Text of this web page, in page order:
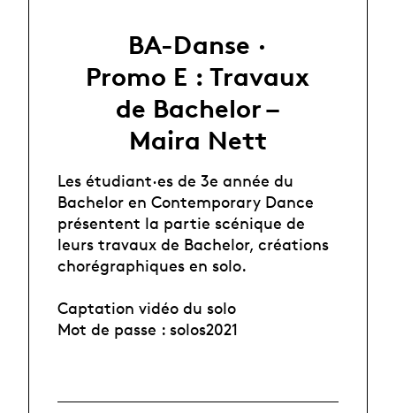
BA-Danse ·
Promo E : Travaux
de Bachelor –
Maira Nett
Les étudiant·es de 3e année du
Bachelor en Contemporary Dance
présentent la partie scénique de
leurs travaux de Bachelor, créations
chorégraphiques en solo.
Captation vidéo du solo
Mot de passe : solos2021